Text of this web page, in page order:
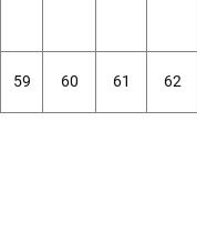
59 60 61 62